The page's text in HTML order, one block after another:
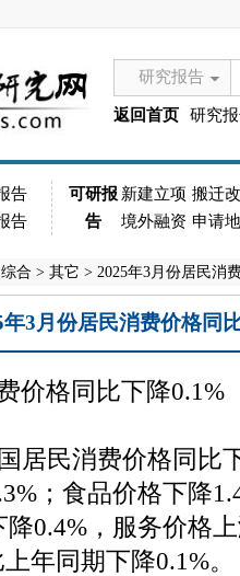
研究报告
返回首页 研究
告
告
可研报
告
新建立项 搬迁
境外融资 申请
合 > 其它 > 2025年3月份居民消
年3月份居民消费价格同
价格同比下降0.1%
居民消费价格同比
；食品价格下降
降0.4%，服务价格
年同期下降0.1%。